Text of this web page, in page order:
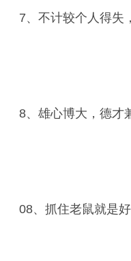
7、不计较个人得失
8、雄心博大，德才
08、抓住老鼠就是